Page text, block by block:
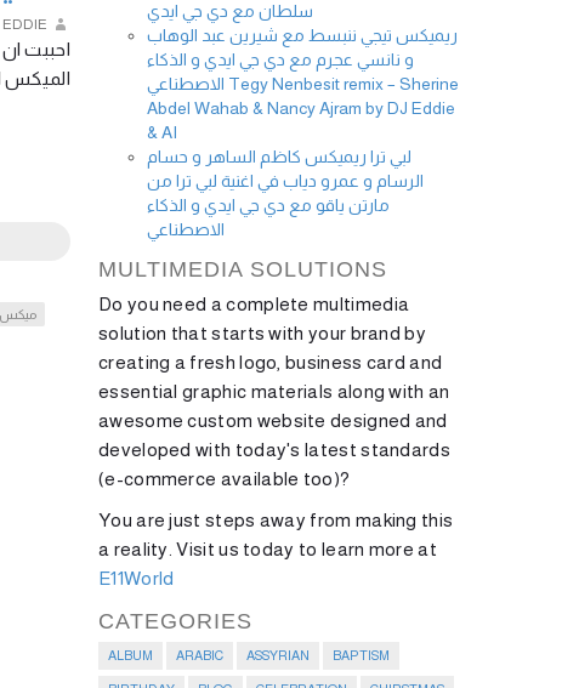
EDDIE
الميكس
ميكس
سلطان مع دي جي ايدي
ريميكس تيجي ننبسط مع شيرين عبد الوهاب
و نانسي عجرم مع دي جي ايدي و الذكاء
الاصطناعي Tegy Nenbesit remix – Sherine
Abdel Wahab & Nancy Ajram by DJ Eddie
& AI
لبي ترا ريميكس كاظم الساهر و حسام
الرسام و عمرو دياب في اغنية لبي ترا من
مارتن ياقو مع دي جي ايدي و الذكاء
الاصطناعي
MULTIMEDIA SOLUTIONS
Do you need a complete multimedia
solution that starts with your brand by
creating a fresh logo, business card and
essential graphic materials along with an
awesome custom website designed and
developed with today's latest standards
(e-commerce available too)?
You are just steps away from making this
a reality. Visit us today to learn more at
E11World
CATEGORIES
ALBUM ARABIC ASSYRIAN BAPTISM